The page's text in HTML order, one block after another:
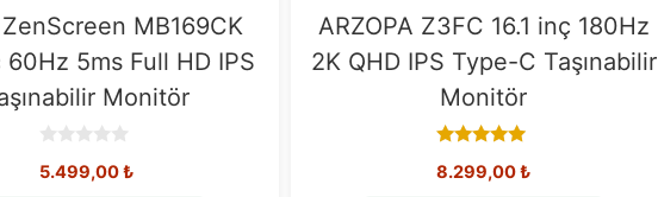
MB169CK
60Hz 5ms Full HD IPS
Monitör
o
5.499,00₺
ARZOPA Z3FC 16.1 inç 180Hz
2K QHD IPS Type-C Taşınabilir
Monitör
out of 5
8.299,00₺